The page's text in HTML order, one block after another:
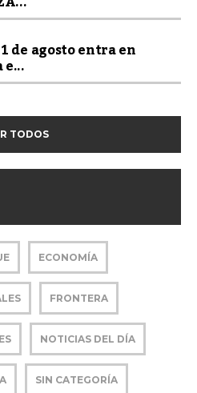
de agosto entra en
TODOS
ECONOMÍA
FRONTERA
NOTICIAS DEL DÍA
SIN CATEGORÍA